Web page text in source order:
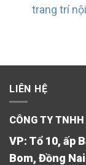
trang trí
LIÊN HỆ
CÔNG TY
VP: Tổ 10, ấp
Bom, Đồng Nai